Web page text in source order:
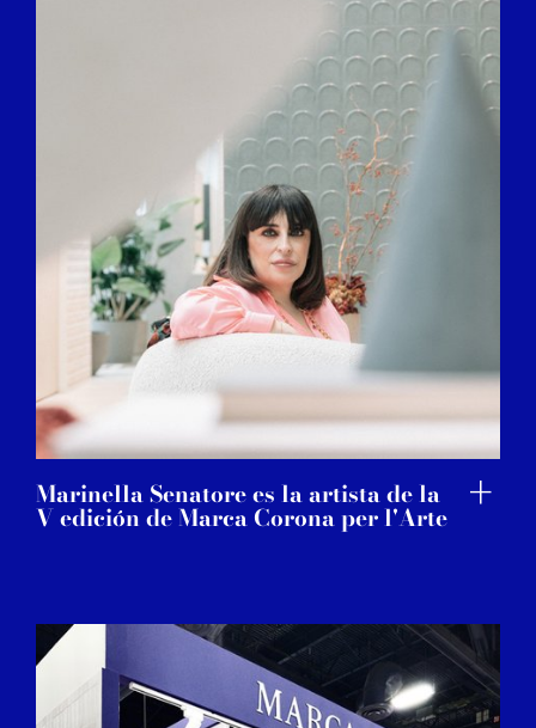
Marinella Senatore es la artista de la
V edición de Marca Corona per l'Arte